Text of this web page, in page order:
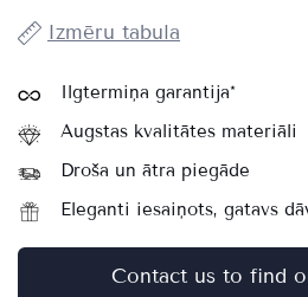
Izmēru tabula
Ilgtermiņa garantija*
Augstas kvalitātes materiāli
Droša un ātra piegāde
Eleganti iesaiņots, gatavs
Contact us to find